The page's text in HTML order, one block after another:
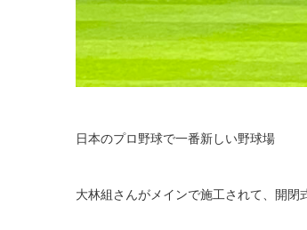
日本のプロ野球で一番新しい野球場
大林組さんがメインで施工されて、開